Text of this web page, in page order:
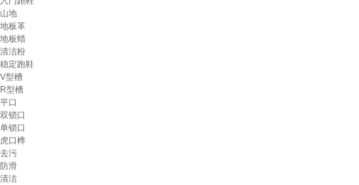
山地
地板革
地板蜡
清洁粉
稳定跑鞋
V型槽
R型槽
平口
双锁口
单锁口
虎口榫
去污
防滑
清洁